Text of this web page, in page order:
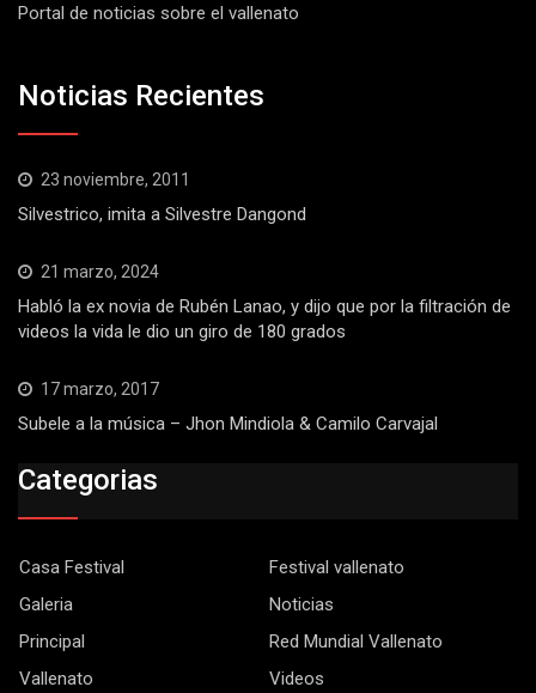
Portal de noticias sobre el vallenato
Noticias Recientes
23 noviembre, 2011
Silvestrico, imita a Silvestre Dangond
21 marzo, 2024
Habló la ex novia de Rubén Lanao, y dijo que por la filtración de
videos la vida le dio un giro de 180 grados
17 marzo, 2017
Subele a la música – Jhon Mindiola & Camilo Carvajal
Categorias
Casa Festival
Festival vallenato
Galeria
Noticias
Principal
Red Mundial Vallenato
Vallenato
Videos